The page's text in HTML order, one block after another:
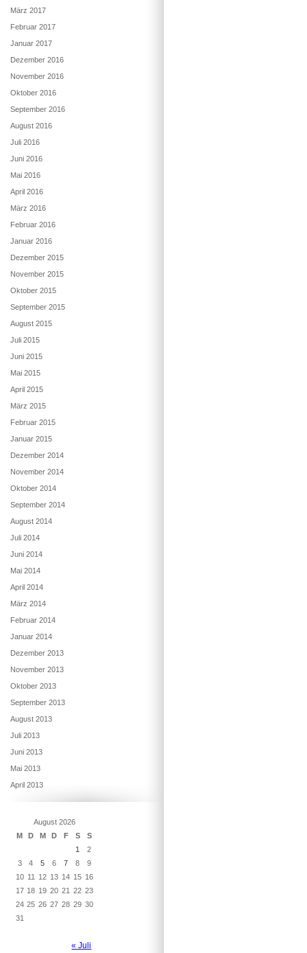
März 2017
Februar 2017
Januar 2017
Dezember 2016
November 2016
Oktober 2016
September 2016
August 2016
Juli 2016
Juni 2016
Mai 2016
April 2016
März 2016
Februar 2016
Januar 2016
Dezember 2015
November 2015
Oktober 2015
September 2015
August 2015
Juli 2015
Juni 2015
Mai 2015
April 2015
März 2015
Februar 2015
Januar 2015
Dezember 2014
November 2014
Oktober 2014
September 2014
August 2014
Juli 2014
Juni 2014
Mai 2014
April 2014
März 2014
Februar 2014
Januar 2014
Dezember 2013
November 2013
Oktober 2013
September 2013
August 2013
Juli 2013
Juni 2013
Mai 2013
April 2013
August 2026
M
D M D F S
S
1
2
3
4 5 6 7 8
9
10 11 12 13 14 15 16
17 18 19 20 21 22 23
24 25 26 27 28 29 30
31
« Juli